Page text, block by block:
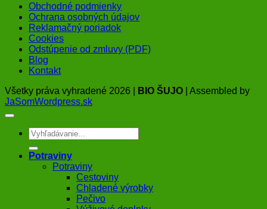
Obchodné podmienky
Ochrana osobných údajov
Reklamačný poriadok
Cookies
Odstúpenie od zmluvy (PDF)
Blog
Kontakt
Všetky práva vyhradené 2026 |
BIO ŠUJO | Assembled by
JaSomWordpress.sk
Hľadať:
Potraviny
Potraviny
Cestoviny
Chladené výrobky
Pečivo